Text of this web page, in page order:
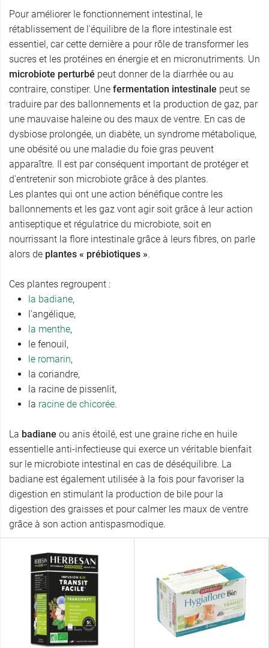
Pour améliorer le fonctionnement intestinal, le
rétablissement de l'équilibre de la flore intestinale est
essentiel, car cette dernière a pour rôle de transformer les
sucres et les protéines en énergie et en micronutriments. Un
microbiote perturbé peut donner de la diarrhée ou au
contraire, constiper. Une fermentation intestinale peut se
traduire par des ballonnements et la production de gaz, par
une mauvaise haleine ou des maux de ventre. En cas de
dysbiose prolongée, un diabète, un syndrome métabolique,
une obésité ou une maladie du foie gras peuvent
apparaître. Il est par conséquent important de protéger et
d'entretenir son microbiote grâce à des plantes.
Les plantes qui ont une action bénéfique contre les
ballonnements et les gaz vont agir soit grâce à leur action
antiseptique et régulatrice du microbiote, soit en
nourrissant la flore intestinale grâce à leurs fibres, on parle
alors de plantes « prébiotiques ».
Ces plantes regroupent :
la badiane,
l'angélique,
la menthe,
le fenouil,
le romarin,
la coriandre,
la racine de pissenlit,
la racine de chicorée.
La badiane ou anis étoilé, est une graine riche en huile
essentielle anti-infectieuse qui exerce un véritable bienfait
sur le microbiote intestinal en cas de déséquilibre. La
badiane est également utilisée à la fois pour favoriser la
digestion en stimulant la production de bile pour la
digestion des graisses et pour calmer les maux de ventre
grâce à son action antispasmodique.